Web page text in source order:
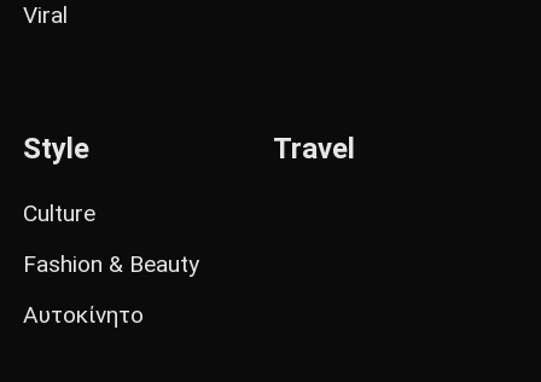
Viral
Style
Culture
Fashion & Beauty
Αυτοκίνητο
Travel